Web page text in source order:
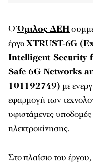
ΟΌμιλος ΔΕΗ
έργοXTRUST-6G
Intelligent Security
Safe 6G Networks
101192749) με
εφαρμογή των
υφιστάμενες
ηλεκτροκίνησης.
Στο πλαίσιο του